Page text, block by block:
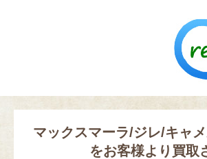
マックスマーラ/ジレ/キャ
をお客様より買取